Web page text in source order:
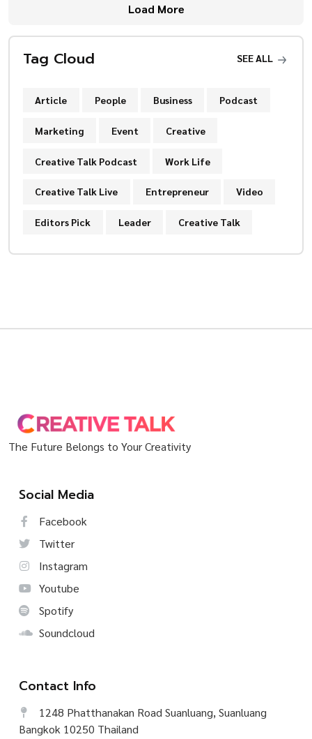
Load More
Tag Cloud SEE ALL
Article People Business Podcast
Marketing Event Creative
Creative Talk Podcast Work Life
Creative Talk Live Entrepreneur Video
Editors Pick Leader Creative Talk
The Future Belongs to Your Creativity
Social Media
Facebook
Twitter
Instagram
Youtube
Spotify
Soundcloud
Contact Info
1248 Phatthanakan Road Suanluang, Suanluang
Bangkok 10250 Thailand